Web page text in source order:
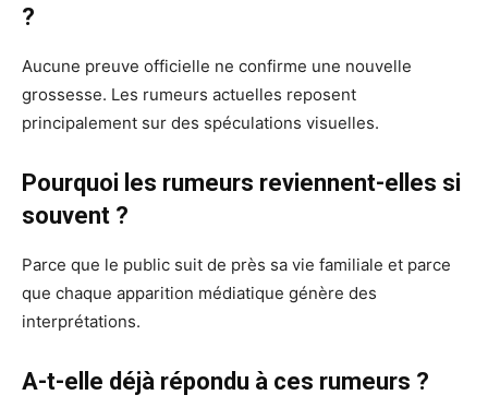
?
Aucune preuve officielle ne confirme une nouvelle
grossesse. Les rumeurs actuelles reposent
principalement sur des spéculations visuelles.
Pourquoi les rumeurs reviennent-elles si
souvent ?
Parce que le public suit de près sa vie familiale et parce
que chaque apparition médiatique génère des
interprétations.
A-t-elle déjà répondu à ces rumeurs ?